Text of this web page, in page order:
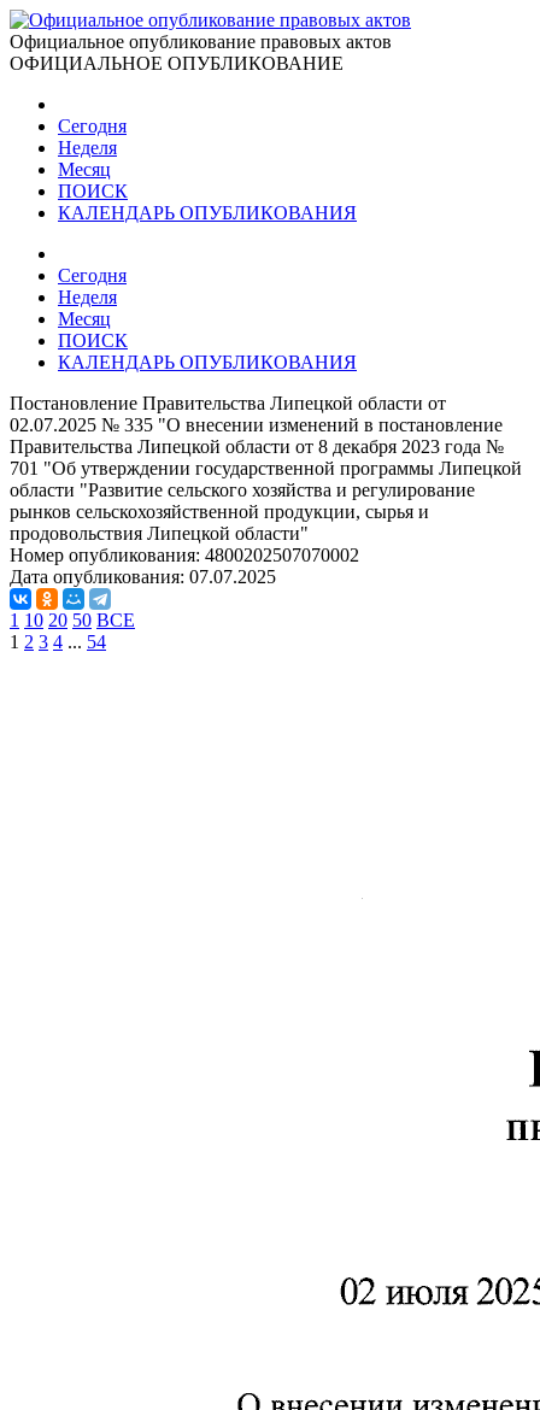
Официальное опубликование правовых актов
ОФИЦИАЛЬНОЕ ОПУБЛИКОВАНИЕ
Сегодня
Неделя
Месяц
ПОИСК
КАЛЕНДАРЬ ОПУБЛИКОВАНИЯ
Сегодня
Неделя
Месяц
ПОИСК
КАЛЕНДАРЬ ОПУБЛИКОВАНИЯ
Постановление Правительства Липецкой области от
02.07.2025 № 335 "О внесении изменений в постановление
Правительства Липецкой области от 8 декабря 2023 года №
701 "Об утверждении государственной программы Липецкой
области "Развитие сельского хозяйства и регулирование
рынков сельскохозяйственной продукции, сырья и
продовольствия Липецкой области"
Номер опубликования: 4800202507070002
Дата опубликования: 07.07.2025
1 10 20 50 ВСЕ
1 2 3 4 ... 54